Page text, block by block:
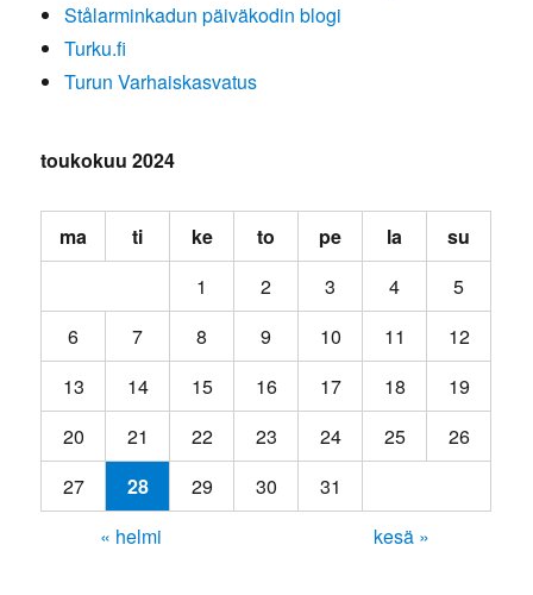
Stålarminkadun päiväkodin blogi
Turku.fi
Turun Varhaiskasvatus
toukokuu 2024
ma ti ke to pe la
su
1
2 3 4
5
6
7 8 9 10 11
12
13
14 15 16 17 18
19
20
21 22 23 24 25
26
27
28 29 30
31
« helmi
kesä »